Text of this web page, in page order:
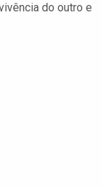
do outro e